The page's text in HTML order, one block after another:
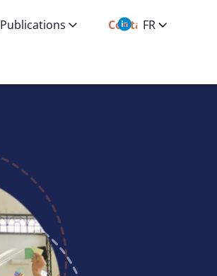
FR
Publications Contact